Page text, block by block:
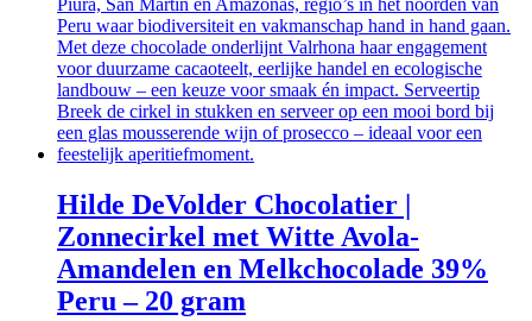
Hilde DeVolder Chocolatier |
Zonnecirkel met Witte Avola-
Amandelen en Melkchocolade 39%
Peru – 20 gram